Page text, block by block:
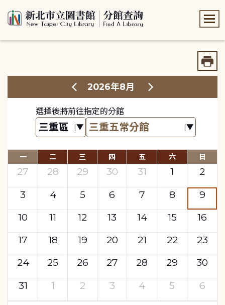
2026年8月
選擇後將前往指定的分館
一 二 三 四 五 六 日
27 28 29 30 31 1
2
3
4 5 6 7 8
9
10
11 12 13 14 15
16
17
18 19 20 21 22
23
24
25 26 27 28 29
30
31
1 2 3 4 5 6